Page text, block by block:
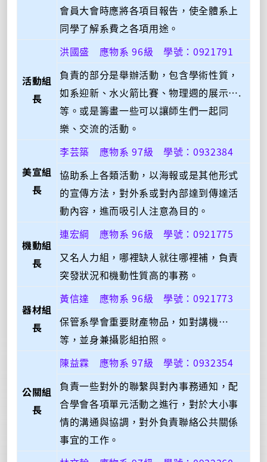
會員大會時應將各項目報告，使全體系上
同學了解系費之各項用途。
活動組
長
洪國盛 應物系 96級 學號：0921791
負責的部分是舉辦活動，包含學術性質，
如系迎新、水火箭比賽、物理週的展示….
等。或是籌畫一些可以讓師生們一起同
樂、交流的活動。
美宣組
長
李芸築 應物系 97級 學號：0932384
協助系上各類活動，以海報或是其他形式
的宣傳方法，對外系或對內部達到傳達活
動內容，進而吸引人注意為目的。
機動組
長
連宏綱 應物系 96級 學號：0921775
又名人力組，哪裡缺人就往哪裡補，負責
突發狀況和機動性質高的事務。
器材組
長
黃信達 應物系 96級 學號：0921773
保管系學會重要財產物品，如對講機…
等，並身兼攝影組拍照。
公關組
長
陳益霖 應物系 97級 學號：0932354
負責一些對外的聯繫與對內事務通知，配
合學會各項單元活動之進行，對於大小事
情的溝通與協調，對外負責聯絡公共關係
事宜的工作。